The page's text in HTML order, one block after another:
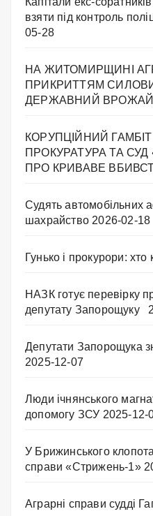
взяти під контроль
05-28
НА ЖИТОМИРЩИНІ
ПРИКРИТТЯМ
ДЕРЖАВНИЙ ВРОЖАЙ
КОРУПЦІЙНИЙ ГАМБІТ
ПРОКУРАТУРА ТА
ПРО КРИВАВЕ
Судять автомобільних
шахрайство 2026-02-18
Гунько і прокурори: хто
НАЗК готує перевірку
депутату Запорощуку
Депутати Запорощука
2025-12-07
Люди ічнянського
допомогу ЗСУ 2025-12-
У Брижинського
справи «Стрижень-1»
Аграрні справи судді